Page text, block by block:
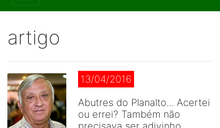
artigo
13/04/2016
Abutres do Planalto... Acertei
ou errei? Também não